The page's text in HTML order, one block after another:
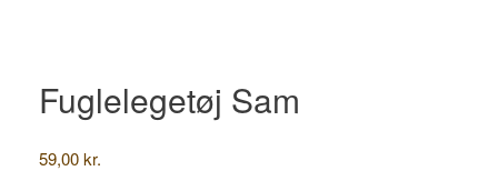
Fuglelegetøj Sam
59,00kr.